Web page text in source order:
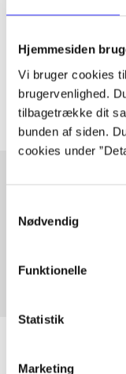
Hjemmesiden
Vi bruger cookies
brugervenlighed.
tilbagetrække dit
bunden af siden.
cookies under
Nødvendig
Funktionelle
Statistik
Marketing
Artiklerne i
Artikler med